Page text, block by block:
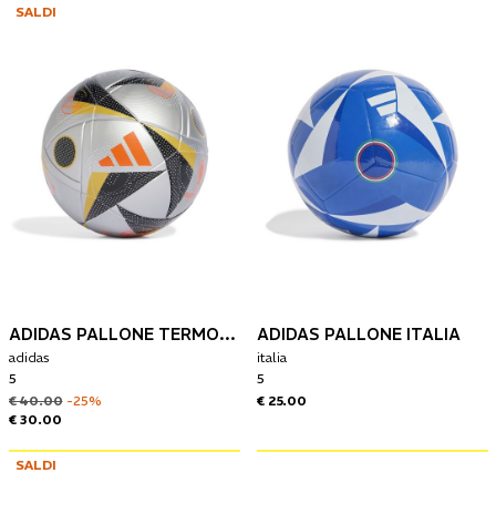
SALDI
ADIDAS PALLONE TERMOSALDATO EURO24
adidas
5
€ 40.00 -25%
€ 30.00
ADIDAS PALLONE ITALIA
italia
5
€ 25.00
SALDI